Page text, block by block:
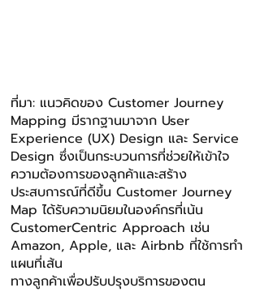
ที่มา: แนวคิดของ Customer Journey
Mapping มีรากฐานมาจาก User
Experience (UX) Design และ Service
Design ซึ่งเป็นกระบวนการที่ช่วยให้เข้าใจ
ความต้องการของลูกค้าและสร้าง
ประสบการณ์ที่ดีขึ้น Customer Journey
Map ได้รับความนิยมในองค์กรที่เน้น
CustomerCentric Approach เช่น
Amazon, Apple, และ Airbnb ที่ใช้การทํา
แผนที่เส้น
ทางลูกค้าเพื่อปรับปรุงบริการของตน